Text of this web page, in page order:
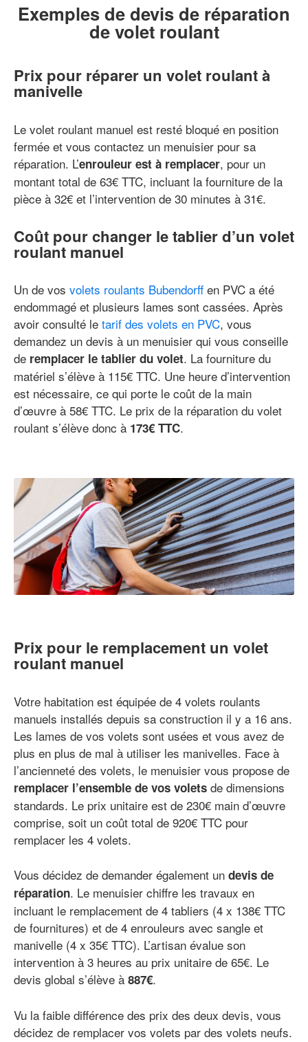
Exemples de devis de réparation
de volet roulant
Prix pour réparer un volet roulant à
manivelle
Le volet roulant manuel est resté bloqué en position
fermée et vous contactez un menuisier pour sa
réparation. L’enrouleur est à remplacer, pour un
montant total de 63€ TTC, incluant la fourniture de la
pièce à 32€ et l’intervention de 30 minutes à 31€.
Coût pour changer le tablier d’un volet
roulant manuel
Un de vos volets roulants Bubendorff en PVC a été
endommagé et plusieurs lames sont cassées. Après
avoir consulté le tarif des volets en PVC, vous
demandez un devis à un menuisier qui vous conseille
de remplacer le tablier du volet. La fourniture du
matériel s’élève à 115€ TTC. Une heure d’intervention
est nécessaire, ce qui porte le coût de la main
d’œuvre à 58€ TTC. Le prix de la réparation du volet
roulant s’élève donc à 173€ TTC.
Prix pour le remplacement un volet
roulant manuel
Votre habitation est équipée de 4 volets roulants
manuels installés depuis sa construction il y a 16 ans.
Les lames de vos volets sont usées et vous avez de
plus en plus de mal à utiliser les manivelles. Face à
l’ancienneté des volets, le menuisier vous propose de
remplacer l’ensemble de vos volets de dimensions
standards. Le prix unitaire est de 230€ main d’œuvre
comprise, soit un coût total de 920€ TTC pour
remplacer les 4 volets.
Vous décidez de demander également un devis de
réparation. Le menuisier chiffre les travaux en
incluant le remplacement de 4 tabliers (4 x 138€ TTC
de fournitures) et de 4 enrouleurs avec sangle et
manivelle (4 x 35€ TTC). L’artisan évalue son
intervention à 3 heures au prix unitaire de 65€. Le
devis global s’élève à 887€.
Vu la faible différence des prix des deux devis, vous
décidez de remplacer vos volets par des volets neufs.